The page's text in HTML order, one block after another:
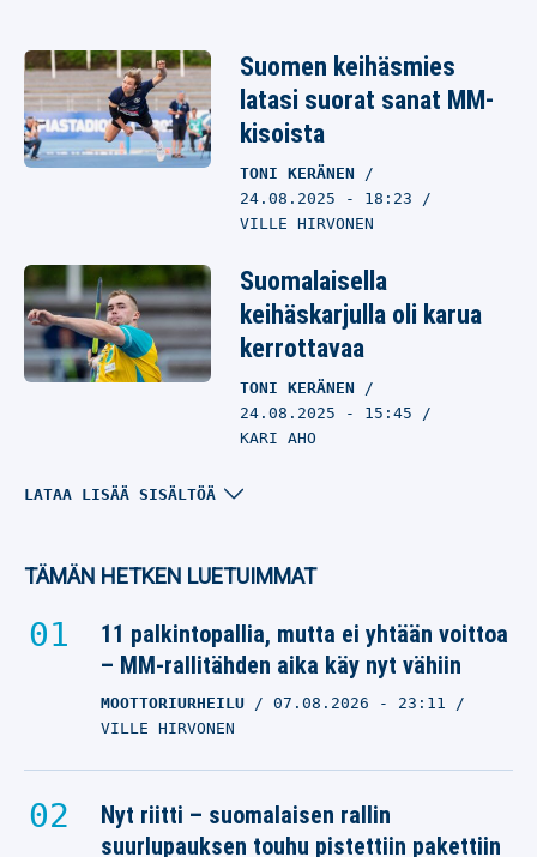
Suomen keihäsmies
latasi suorat sanat MM-
kisoista
TONI KERÄNEN
24.08.2025 - 18:23
VILLE HIRVONEN
Suomalaisella
keihäskarjulla oli karua
kerrottavaa
TONI KERÄNEN
24.08.2025 - 15:45
KARI AHO
Lassi Etelätalo kiskaisi
vahva kiinnitys Tokion
TONI KERÄNEN
24.08.2025- 15:12
hienon kaaren – ja sen
päälle tiukkaa tekstiä
tulevasta
LATAA LISÄÄ SISÄLTÖÄ
TÄMÄN HETKEN LUETUIMMAT
11 palkintopallia, mutta ei yhtään voittoa
– MM-rallitähden aika käy nyt vähiin
MOOTTORIURHEILU 07.08.2026 - 23:11
VILLE HIRVONEN
Nyt riitti – suomalaisen rallin
suurlupauksen touhu pistettiin pakettiin